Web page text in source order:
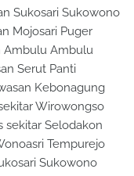
Sukosari Sukowono
Mojosari Puger
Ambulu Ambulu
Serut Panti
Kebonagung
Wirowongso
sekitar Selodakon
Tempurejo
Sukowono